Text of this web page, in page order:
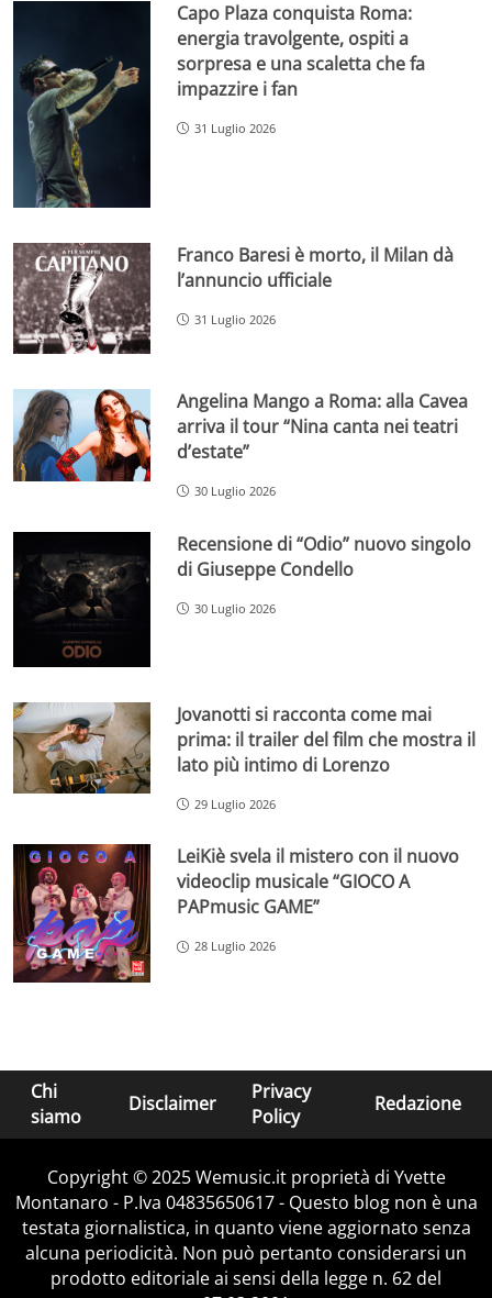
Capo Plaza conquista Roma:
energia travolgente, ospiti a
sorpresa e una scaletta che fa
impazzire i fan
31 Luglio 2026
Franco Baresi è morto, il Milan dà
l’annuncio ufficiale
31 Luglio 2026
Angelina Mango a Roma: alla Cavea
arriva il tour “Nina canta nei teatri
d’estate”
30 Luglio 2026
Recensione di “Odio” nuovo singolo
di Giuseppe Condello
30 Luglio 2026
Jovanotti si racconta come mai
prima: il trailer del film che mostra il
lato più intimo di Lorenzo
29 Luglio 2026
LeiKiè svela il mistero con il nuovo
videoclip musicale “GIOCO A
PAPmusic GAME”
28 Luglio 2026
Chi
siamo
Disclaimer
Privacy
Policy
Redazione
Copyright © 2025 Wemusic.it proprietà di Yvette
Montanaro - P.Iva 04835650617 - Questo blog non è una
testata giornalistica, in quanto viene aggiornato senza
alcuna periodicità. Non può pertanto considerarsi un
prodotto editoriale ai sensi della legge n. 62 del